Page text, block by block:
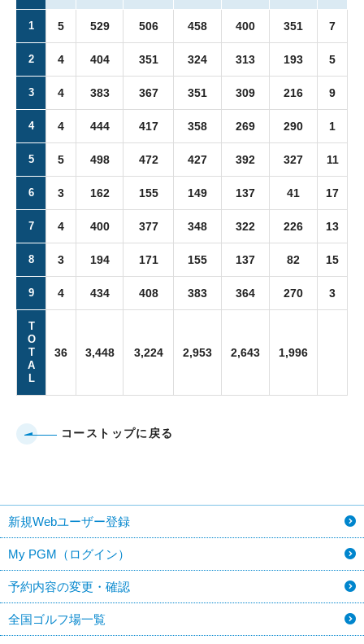
1 5 529 506 458 400 351 7
2 4 404 351 324 313 193 5
3 4 383 367 351 309 216 9
4 4 444 417 358 269 290 1
5 5 498 472 427 392 327 11
6 3 162 155 149 137 41 17
7 4 400 377 348 322 226 13
8 3 194 171 155 137 82 15
9 4 434 408 383 364 270 3
T
O
T
A
L
36 3,448 3,224 2,953 2,643 1,996
コーストップに戻る
新規Webユーザー登録
My PGM（ログイン）
予約内容の変更・確認
全国ゴルフ場一覧